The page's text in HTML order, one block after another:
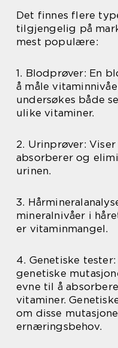
Det finnes flere
tilgjengelig på
mest populære:
1. Blodprøver: En
å måle
undersøkes både
ulike vitaminer.
2. Urinprøver:
absorberer og
urinen.
3.
mineralnivåer i
er vitaminmangel.
4. Genetiske
genetiske
evne til å
vitaminer.
om disse
ernæringsbehov.